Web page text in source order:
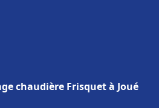
chaudière Frisquet à Joué